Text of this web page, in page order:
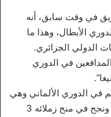
في وقت سابق، أنه
الأبطال، وهذا ما
الدولي الجزائري.
في الدوري
هذا الموسم في الدوري الألماني وهي
أعلى حصيلة له منذ بداية مشواره الكروي ونجح في منح زملائه 3